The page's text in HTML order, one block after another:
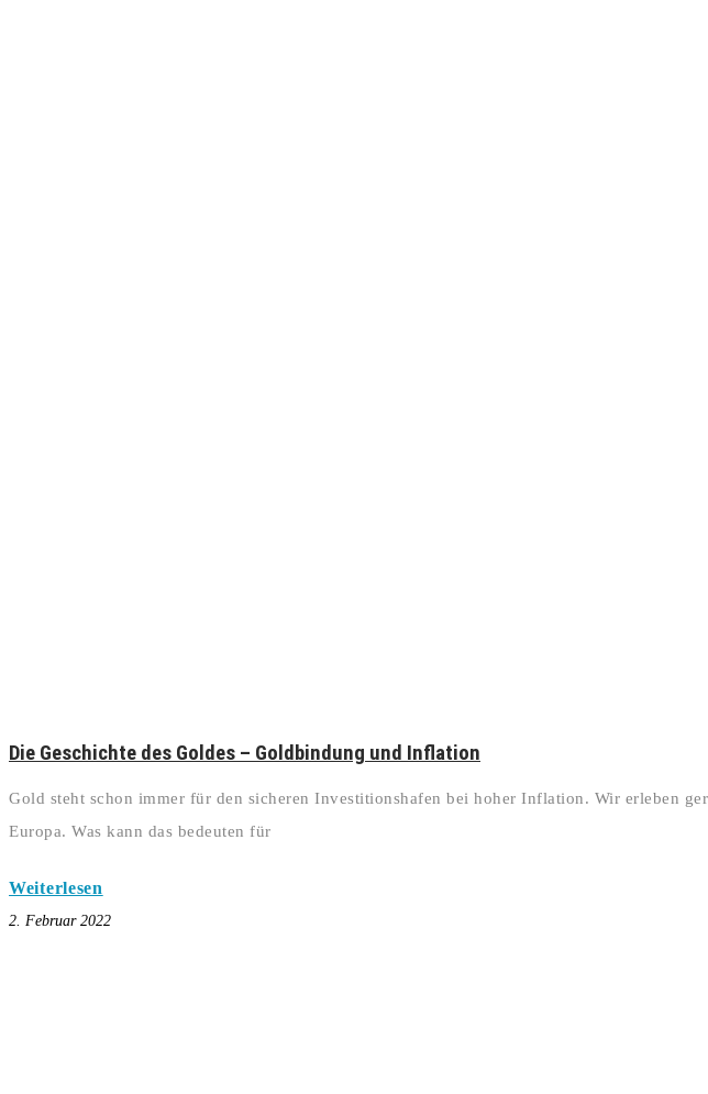
Die Geschichte des Goldes – Goldbindung und Inflation
Gold steht schon immer für den sicheren Investitionshafen bei hoher Inflation. Wir erleben
Europa. Was kann das bedeuten für
Weiterlesen
2. Februar 2022